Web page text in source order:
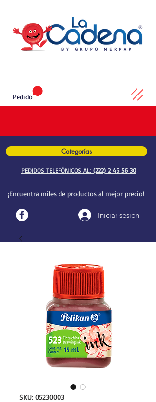
Categorías
PEDIDOS TELEFÓNICOS AL: (222) 2 46 56 30
¡Encuentra miles de productos al mejor precio!
Iniciar sesión
Pedido
SKU: 05230003